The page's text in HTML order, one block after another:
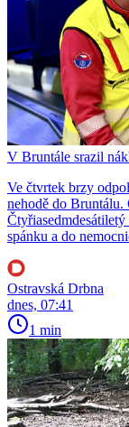
V Bruntále srazil
Ve čtvrtek brzy
nehodě do
spánku a do
Ostravská Drbna
dnes, 07:41
1 min